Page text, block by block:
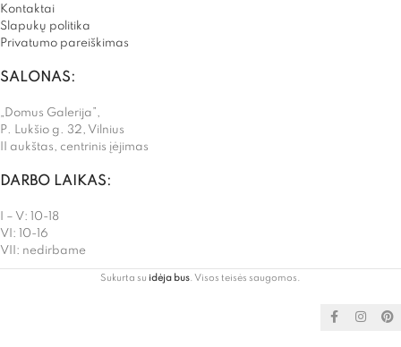
Kontaktai
Slapukų politika
Privatumo pareiškimas
SALONAS:
„Domus Galerija”,
P. Lukšio g. 32, Vilnius
II aukštas, centrinis įėjimas
DARBO LAIKAS:
I – V: 10-18
VI: 10-16
VII: nedirbame
Sukurta su idėja bus. Visos teisės saugomos.